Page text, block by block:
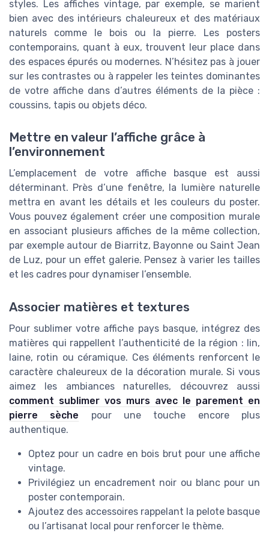
styles. Les affiches vintage, par exemple, se marient
bien avec des intérieurs chaleureux et des matériaux
naturels comme le bois ou la pierre. Les posters
contemporains, quant à eux, trouvent leur place dans
des espaces épurés ou modernes. N’hésitez pas à jouer
sur les contrastes ou à rappeler les teintes dominantes
de votre affiche dans d’autres éléments de la pièce :
coussins, tapis ou objets déco.
Mettre en valeur l’affiche grâce à
l’environnement
L’emplacement de votre affiche basque est aussi
déterminant. Près d’une fenêtre, la lumière naturelle
mettra en avant les détails et les couleurs du poster.
Vous pouvez également créer une composition murale
en associant plusieurs affiches de la même collection,
par exemple autour de Biarritz, Bayonne ou Saint Jean
de Luz, pour un effet galerie. Pensez à varier les tailles
et les cadres pour dynamiser l’ensemble.
Associer matières et textures
Pour sublimer votre affiche pays basque, intégrez des
matières qui rappellent l’authenticité de la région : lin,
laine, rotin ou céramique. Ces éléments renforcent le
caractère chaleureux de la décoration murale. Si vous
aimez les ambiances naturelles, découvrez aussi
comment sublimer vos murs avec le parement en
pierre sèche pour une touche encore plus
authentique.
Optez pour un cadre en bois brut pour une affiche
vintage.
Privilégiez un encadrement noir ou blanc pour un
poster contemporain.
Ajoutez des accessoires rappelant la pelote basque
ou l’artisanat local pour renforcer le thème.